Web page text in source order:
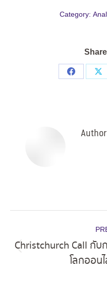
Category:
Share
navigation
Christchurch Call กั
โลกออน